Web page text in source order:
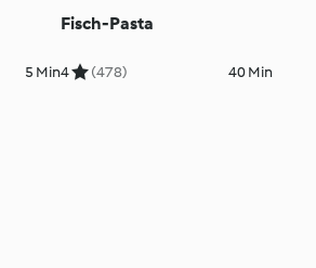
5 Min
Fisch-Pasta
4 (478) 40 Min